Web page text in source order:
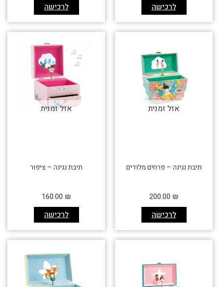
לרכישה לרכישה
אזל זמנית
תיבת נגינה – פרחים מלודים
לרכישה
200.00 ₪
אזל זמנית
תיבת נגינה – ציפור
לרכישה
160.00 ₪